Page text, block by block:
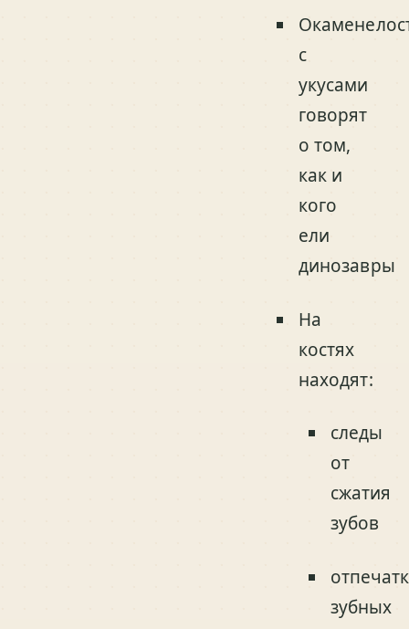
с
укусами
говорят
о том,
как и
кого
ели
динозавры
На
костях
находят:
следы
от
сжатия
зубов
зубных